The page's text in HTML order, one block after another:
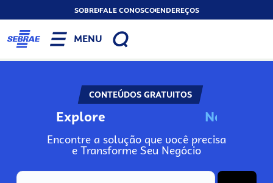
SOBREFALE CONOSCOENDEREÇOS
MENU
CONTEÚDOS GRATUITOS
Explore N
Encontre a solução que você precisa
e Transforme Seu Negócio